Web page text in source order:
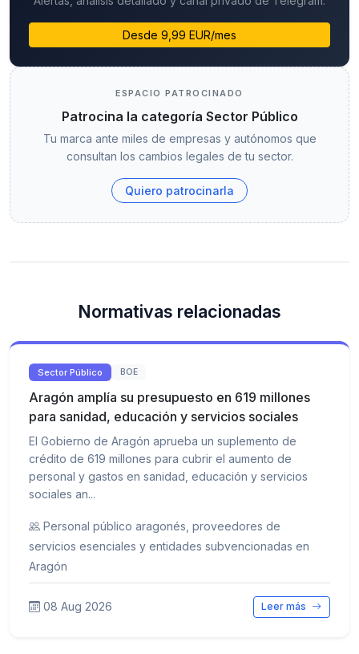
Desde 9,99 EUR/mes
ESPACIO PATROCINADO
Patrocina la categoría Sector Público
Tu marca ante miles de empresas y autónomos que
consultan los cambios legales de tu sector.
Quiero patrocinarla
Normativas relacionadas
Sector Público BOE
Aragón amplía su presupuesto en 619 millones
para sanidad, educación y servicios sociales
El Gobierno de Aragón aprueba un suplemento de
crédito de 619 millones para cubrir el aumento de
personal y gastos en sanidad, educación y servicios
sociales an...
Personal público aragonés, proveedores de
servicios esenciales y entidades subvencionadas en
Aragón
08 Aug 2026 Leer más